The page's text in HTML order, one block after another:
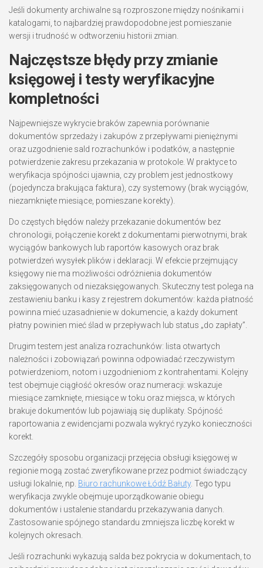
Jeśli dokumenty archiwalne są rozproszone między nośnikami i
katalogami, to najbardziej prawdopodobne jest pomieszanie
wersji i trudność w odtworzeniu historii zmian.
Najczęstsze błędy przy zmianie
księgowej i testy weryfikacyjne
kompletności
Najpewniejsze wykrycie braków zapewnia porównanie
dokumentów sprzedaży i zakupów z przepływami pieniężnymi
oraz uzgodnienie sald rozrachunków i podatków, a następnie
potwierdzenie zakresu przekazania w protokole. W praktyce to
weryfikacja spójności ujawnia, czy problem jest jednostkowy
(pojedyncza brakująca faktura), czy systemowy (brak wyciągów,
niezamknięte miesiące, pomieszane korekty).
Do częstych błędów należy przekazanie dokumentów bez
chronologii, połączenie korekt z dokumentami pierwotnymi, brak
wyciągów bankowych lub raportów kasowych oraz brak
potwierdzeń wysyłek plików i deklaracji. W efekcie przejmujący
księgowy nie ma możliwości odróżnienia dokumentów
zaksięgowanych od niezaksięgowanych. Skuteczny test polega na
zestawieniu banku i kasy z rejestrem dokumentów: każda płatność
powinna mieć uzasadnienie w dokumencie, a każdy dokument
płatny powinien mieć ślad w przepływach lub status „do zapłaty”.
Drugim testem jest analiza rozrachunków: lista otwartych
należności i zobowiązań powinna odpowiadać rzeczywistym
potwierdzeniom, notom i uzgodnieniom z kontrahentami. Kolejny
test obejmuje ciągłość okresów oraz numeracji: wskazuje
miesiące zamknięte, miesiące w toku oraz miejsca, w których
brakuje dokumentów lub pojawiają się duplikaty. Spójność
raportowania z ewidencjami pozwala wykryć ryzyko konieczności
korekt.
Szczegóły sposobu organizacji przejęcia obsługi księgowej w
regionie mogą zostać zweryfikowane przez podmiot świadczący
usługi lokalnie, np. Biuro rachunkowe Łódź Bałuty. Tego typu
weryfikacja zwykle obejmuje uporządkowanie obiegu
dokumentów i ustalenie standardu przekazywania danych.
Zastosowanie spójnego standardu zmniejsza liczbę korekt w
kolejnych okresach.
Jeśli rozrachunki wykazują salda bez pokrycia w dokumentach, to